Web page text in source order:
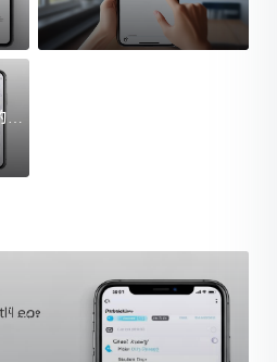
渠道避坑指南